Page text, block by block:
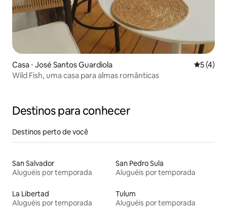
Casa ⋅ José Santos Guardiola 5 de
5 (4)
Wild Fish, uma casa para almas românticas
Destinos para conhecer
Destinos perto de você
San Salvador
Aluguéis por temporada
San Pedro Sula
Aluguéis por temporada
La Libertad
Aluguéis por temporada
Tulum
Aluguéis por temporada